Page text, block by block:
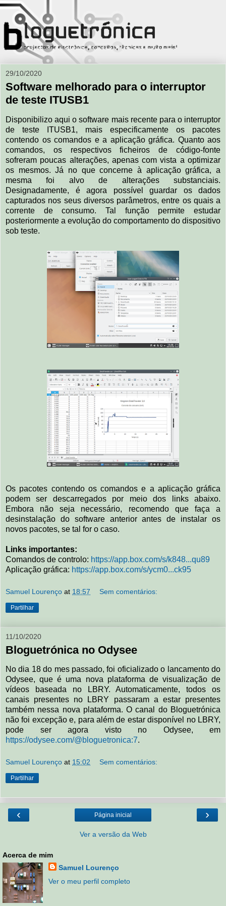
29/10/2020
Software melhorado para o interruptor
de teste ITUSB1
Disponibilizo aqui o software mais recente para o interruptor
de teste ITUSB1, mais especificamente os pacotes
contendo os comandos e a aplicação gráfica. Quanto aos
comandos, os respectivos ficheiros de código-fonte
sofreram poucas alterações, apenas com vista a optimizar
os mesmos. Já no que concerne à aplicação gráfica, a
mesma foi alvo de alterações substanciais.
Designadamente, é agora possível guardar os dados
capturados nos seus diversos parâmetros, entre os quais a
corrente de consumo. Tal função permite estudar
posteriormente a evolução do comportamento do dispositivo
sob teste.
Os pacotes contendo os comandos e a aplicação gráfica
podem ser descarregados por meio dos links abaixo.
Embora não seja necessário, recomendo que faça a
desinstalação do software anterior antes de instalar os
novos pacotes, se tal for o caso.
Links importantes:
Comandos de controlo: https://app.box.com/s/k848...qu89
Aplicação gráfica: https://app.box.com/s/ycm0...ck95
Samuel Lourenço at 18:57 Sem comentários:
Partilhar
11/10/2020
Bloguetrónica no Odysee
No dia 18 do mes passado, foi oficializado o lancamento do
Odysee, que é uma nova plataforma de visualização de
vídeos baseada no LBRY. Automaticamente, todos os
canais presentes no LBRY passaram a estar presentes
também nessa nova plataforma. O canal do Bloguetrónica
não foi excepção e, para além de estar disponível no LBRY,
pode ser agora visto no Odysee, em
https://odysee.com/@bloguetronica:7.
Samuel Lourenço at 15:02 Sem comentários:
Partilhar
‹ ›
Página inicial
Ver a versão da Web
Acerca de mim
Samuel Lourenço
Ver o meu perfil completo